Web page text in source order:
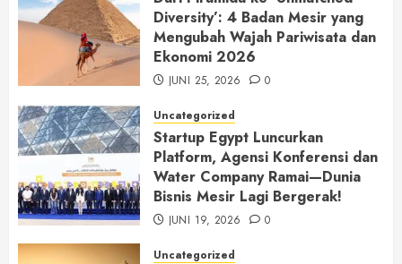
Diversity’: 4 Badan Mesir yang
Mengubah Wajah Pariwisata dan
Ekonomi 2026
JUNI 25, 2026 0
Uncategorized
Startup Egypt Luncurkan
Platform, Agensi Konferensi dan
Water Company Ramai—Dunia
Bisnis Mesir Lagi Bergerak!
JUNI 19, 2026 0
Uncategorized